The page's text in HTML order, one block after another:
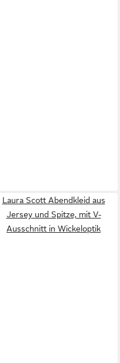
Laura Scott Abendkleid aus
Jersey und Spitze, mit V-
Ausschnitt in Wickeloptik